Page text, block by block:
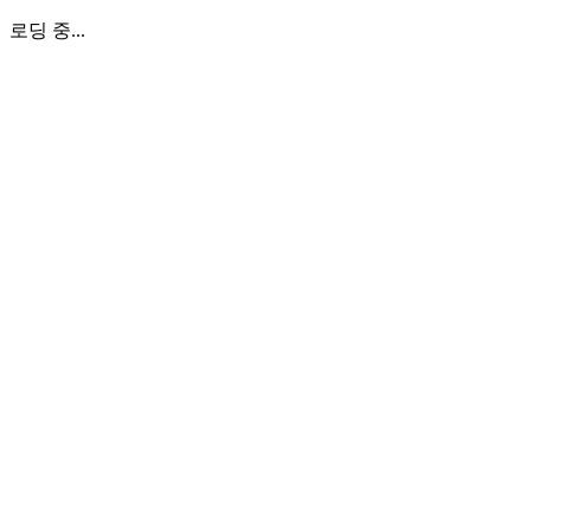
로딩 중...